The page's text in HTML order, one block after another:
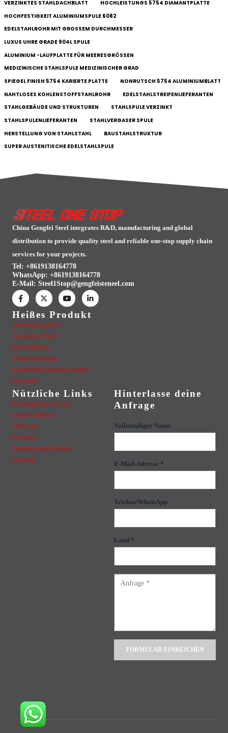
VERZINKTES STAHLDACHBLATT
HOCHLEISTUNGS 5754 DIAMANTPLATTE
HOCHFESTIGKEIT ALUMINIUMSPULE 6082
EDELSTAHLROHR MIT GROSSEM DURCHMESSER
LUXUS UHRE GRADE 904L SPULE
ALUMINIUM -LAUFPLATTE FÜR MEERESGRÖSSEN
MEDIZINISCHE STAHLSPULE MEDIZINISCHER GRAD
SPIEGEL FINISH 5754 KARIERTE PLATTE
NONRUTSCH 5754 ALUMINIUMBLATT
NAHTLOSES KOHLENSTOFFSTAHLROHR
EDELSTAHLSTREIFENLIEFERANTEN
STAHLGEBÄUDE UND STRUKTUREN
STAHLSPULE VERZINKT
STAHLSPULENLIEFERANTEN
STAHLVERGASER SPULE
HERSTELLUNG VON STAHLSTAHL
BAUSTAHLSTRUKTUR
SUPER AUSTENITISCHE EDELSTAHLSPULE
China Gengfei Steel integrates R&D, manufacturing and global
distribution to provide quality steel and reliable one-stop supply chain
services for your projects.
Tel: +8619138164778
WhatsApp: +8619138164778
E-Mail: Steel1Stop@gengfeisteneel.com
Heißes Produkt
Aluminiumplatte
Verzinkte Pfeife
Edelstahlrohr
Aluminiumspule
Karbelstahl nahtlose Rohre
Edelstahl
Nützliche Links
Kontaktieren Sie uns
Unsere Dienste
Über uns
Produkte
Datenschutzrichtlinie
Sitemap
Hinterlasse deine
Anfrage
Vollständiger Name
E-Mail-Adresse *
Telefon/WhatsApp
Land *